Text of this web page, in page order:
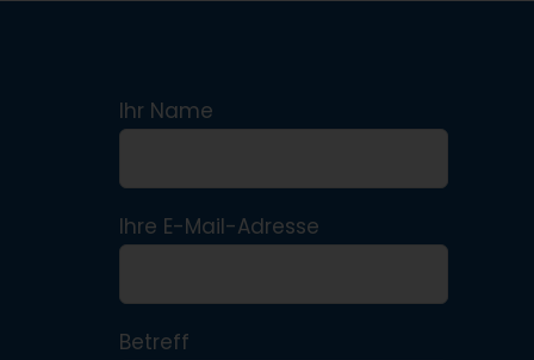
Ihr Name
Ihre E-Mail-Adresse
Betreff